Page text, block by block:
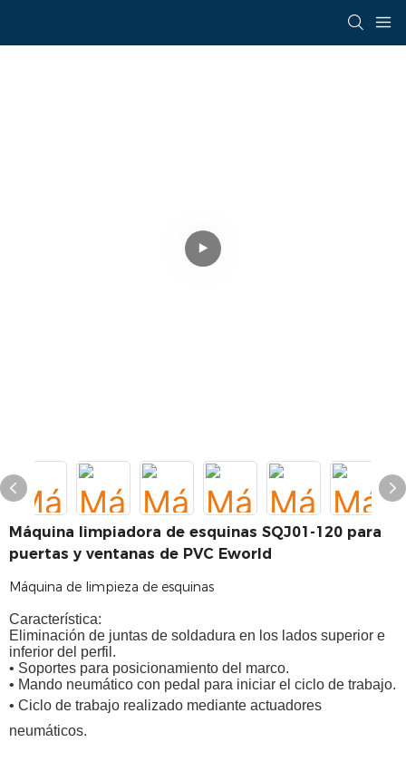
Máquina limpiadora de esquinas SQJ01-120 para
puertas y ventanas de PVC Eworld
Máquina de limpieza de esquinas
Característica:
Eliminación de juntas de soldadura en los lados superior e
inferior del perfil.
• Soportes para posicionamiento del marco.
• Mando neumático con pedal para iniciar el ciclo de trabajo.
• Ciclo de trabajo realizado mediante actuadores
neumáticos.